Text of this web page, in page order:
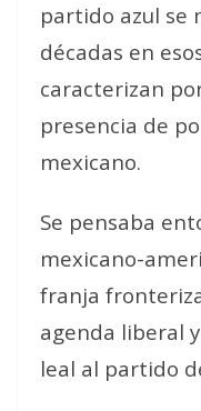
partido azul se
décadas en
caracterizan
presencia de
mexicano.
Se pensaba
mexicano-
franja
agenda liberal
leal al partido